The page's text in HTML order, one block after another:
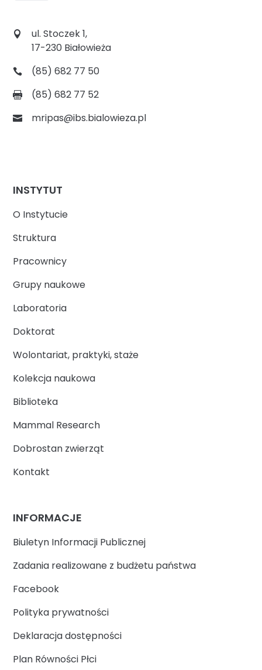
ul. Stoczek 1,
17-230 Białowieża
(85) 682 77 50
(85) 682 77 52
mripas@ibs.bialowieza.pl
INSTYTUT
O Instytucie
Struktura
Pracownicy
Grupy naukowe
Laboratoria
Doktorat
Wolontariat, praktyki, staże
Kolekcja naukowa
Biblioteka
Mammal Research
Dobrostan zwierząt
Kontakt
INFORMACJE
Biuletyn Informacji Publicznej
Zadania realizowane z budżetu państwa
Facebook
Polityka prywatności
Deklaracja dostępności
Plan Równości Płci